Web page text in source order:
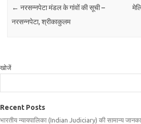
← नरसन्नपेटा मंडल के गांवों की सूची –
नरसन्नपेटा, श्रीकाकुलम
खोजें
Recent Posts
भारतीय न्यायपालिका (Indian Judiciary) की सामान्य